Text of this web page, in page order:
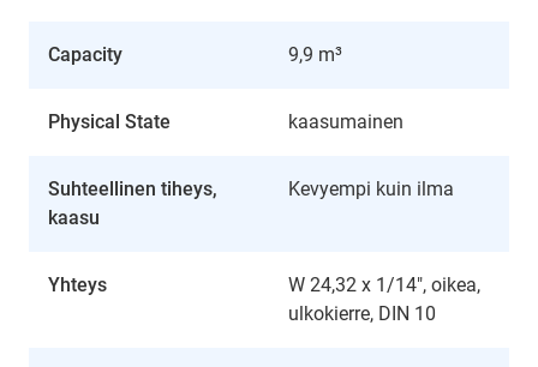
Capacity 9,9 m³
Physical State kaasumainen
Suhteellinen tiheys,
kaasu
Kevyempi kuin ilma
Yhteys
W 24,32 x 1/14", oikea,
ulkokierre, DIN 10